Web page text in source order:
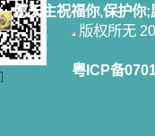
愿天主祝福你,保护你
版权所无
粤ICP备